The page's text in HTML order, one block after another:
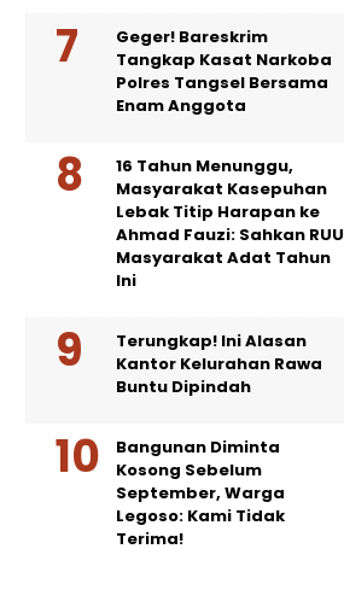
Geger! Bareskrim
Tangkap Kasat Narkoba
Polres Tangsel Bersama
Enam Anggota
16 Tahun Menunggu,
Masyarakat Kasepuhan
Lebak Titip Harapan ke
Ahmad Fauzi: Sahkan RUU
Masyarakat Adat Tahun
Ini
Terungkap! Ini Alasan
Kantor Kelurahan Rawa
Buntu Dipindah
Bangunan Diminta
Kosong Sebelum
September, Warga
Legoso: Kami Tidak
Terima!